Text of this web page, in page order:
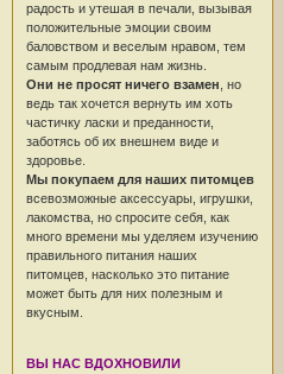
радость и утешая в печали, вызывая
положительные эмоции своим
баловством и веселым нравом, тем
самым продлевая нам жизнь.
Они не просят ничего взамен , но
ведь так хочется вернуть им хоть
частичку ласки и преданности,
заботясь об их внешнем виде и
здоровье.
Мы покупаем для наших питомцев
всевозможные аксессуары, игрушки,
лакомства, но спросите себя, как
много времени мы уделяем изучению
правильного питания наших
питомцев, насколько это питание
может быть для них полезным и
вкусным.
ВЫ НАС ВДОХНОВИЛИ